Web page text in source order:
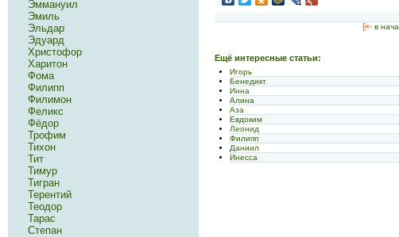
[<— в
Ещё интересные статьи:
Игорь
Бенедикт
Инна
Алина
Аза
Евдоким
Леонид
Филипп
Даниил
Инесса
Эммануил
Эмиль
Эльдар
Эдуард
Христофор
Харитон
Фома
Филипп
Филимон
Феликс
Фёдор
Трофим
Тихон
Тит
Тимур
Тигран
Терентий
Теодор
Тарас
Степан